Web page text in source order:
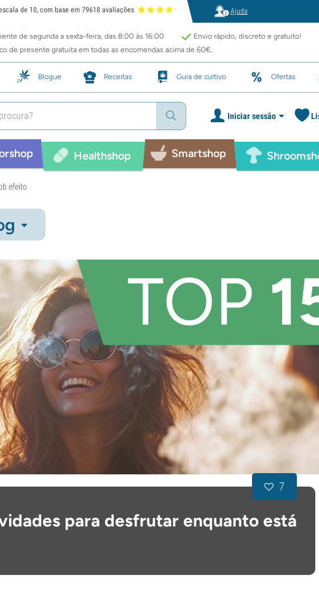
de 10, com base em 79618 avaliações Ajuda
de segunda a sexta-feira, das 8:00 às 16:00
Envio rápido, discreto e gratuito!
de presente gratuita em todas as encomendas acima de 60€.
Blogue Receitas Guia de cultivo Ofertas
Iniciar sessão
Healthshop Smartshop
efeito
para desfrutar enquanto está
7